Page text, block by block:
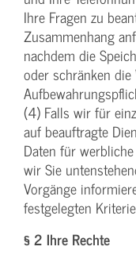
Ihre Fragen zu
Zusammenhang
nachdem die
oder schränken
(4) Falls wir für
auf beauftragte
Daten für
wir Sie
Vorgänge
festgelegten
§ 2 Ihre Rechte